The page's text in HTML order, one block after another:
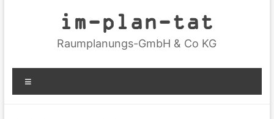
im-plan-tat
Raumplanungs-GmbH & Co KG